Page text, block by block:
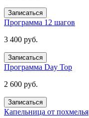
Записаться
Программа 12 шагов
3 400 руб.
Записаться
Программа Day Top
2 600 руб.
Записаться
Капельница от похмелья